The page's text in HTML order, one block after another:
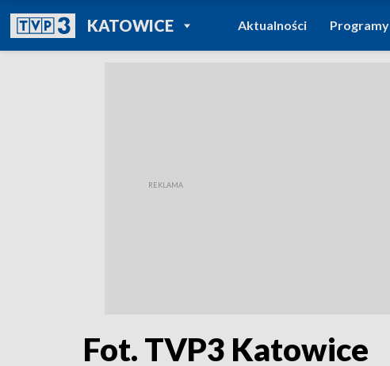
KATOWICEPOWRÓT DO
TVP REGIONY
Aktualności Programy
Fot. TVP3 Katowice